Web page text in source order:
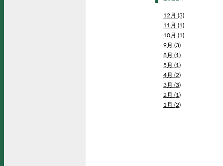
12月 (3)
11月 (1)
10月 (1)
9月 (3)
8月 (1)
5月 (1)
4月 (2)
3月 (3)
2月 (1)
1月 (2)